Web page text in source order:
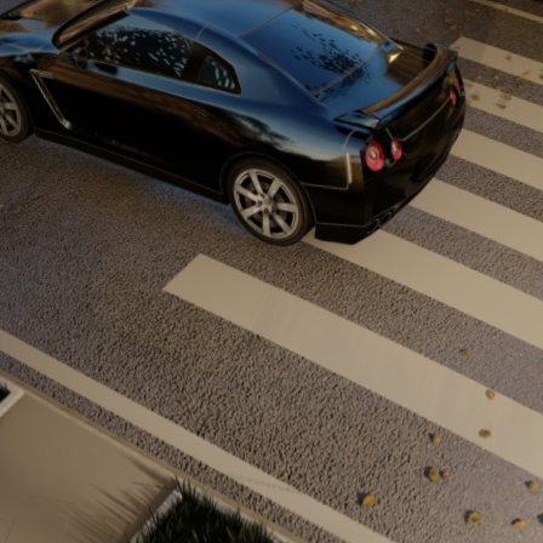
Akacan The Mall
Dış Görünüş